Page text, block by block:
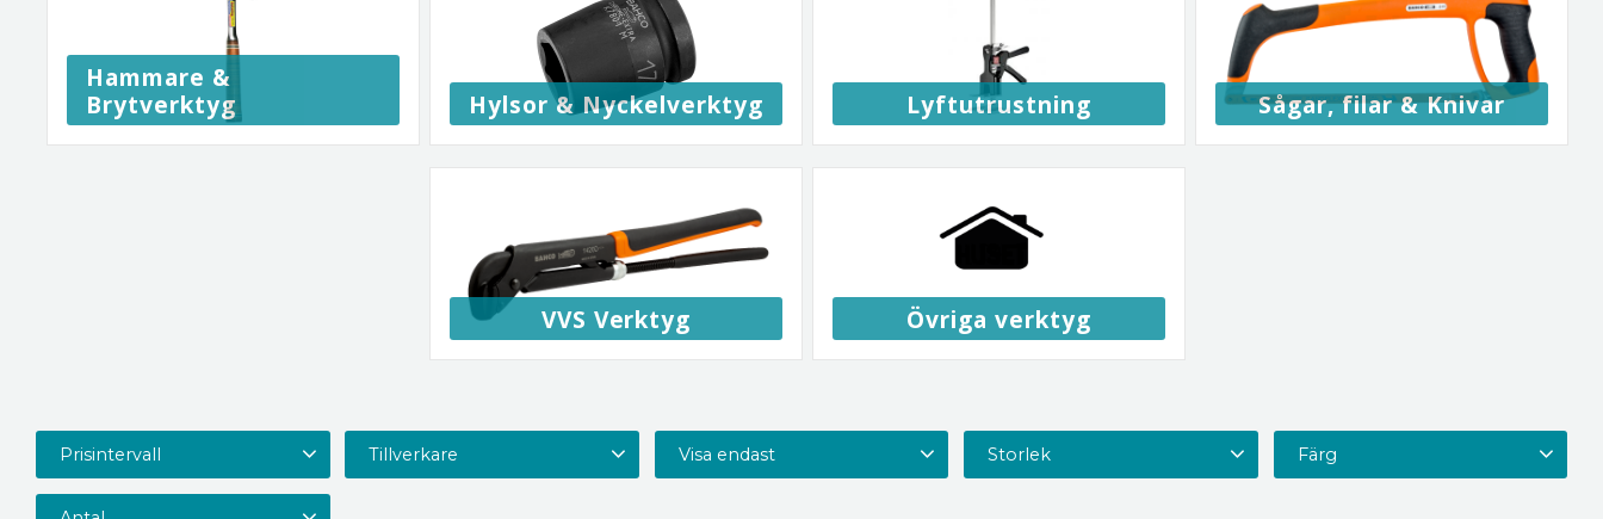
Hammare &
Brytverktyg
Hylsor & Nyckelverktyg Lyftutrustning Sågar, filar & Knivar
VVS Verktyg Övriga verktyg
Prisintervall Tillverkare Visa endast Storlek Färg